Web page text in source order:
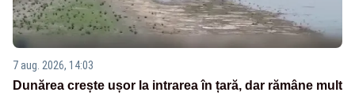
7 aug. 2026, 14:03
Dunărea crește ușor la intrarea în țară, dar rămâne mult